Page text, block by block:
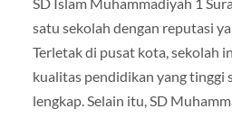
satu sekolah dengan reputasi
Terletak di pusat kota, sekolah
kualitas pendidikan yang tinggi
lengkap. Selain itu, SD